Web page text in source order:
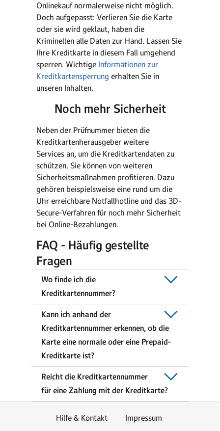
Onlinekauf normalerweise nicht möglich.
Doch aufgepasst: Verlieren Sie die Karte
oder sie wird geklaut, haben die
Kriminellen alle Daten zur Hand. Lassen Sie
Ihre Kreditkarte in diesem Fall umgehend
sperren. Wichtige Informationen zur
Kreditkartensperrung erhalten Sie in
unseren Inhalten.
Noch mehr Sicherheit
Neben der Prüfnummer bieten die
Kreditkartenherausgeber weitere
Services an, um die Kreditkartendaten zu
schützen. Sie können von weiteren
Sicherheitsmaßnahmen profitieren. Dazu
gehören beispielsweise eine rund um die
Uhr erreichbare Notfallhotline und das 3D-
Secure-Verfahren für noch mehr Sicherheit
bei Online-Bezahlungen.
FAQ - Häufig gestellte
Fragen
Wo finde ich die
Kreditkartennummer?
Kann ich anhand der
Kreditkartennummer erkennen, ob die
Karte eine normale oder eine Prepaid-
Kreditkarte ist?
Reicht die Kreditkartennummer
für eine Zahlung mit der Kreditkarte?
Hilfe & Kontakt Impressum